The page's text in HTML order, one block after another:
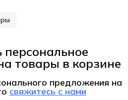
персональное
товары в корзине
предложения на
свяжитесь с нами